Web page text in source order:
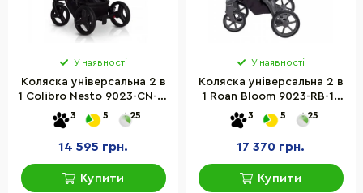
У наявності
Коляска універсальна 2 в
1 Colibro Nesto 9023-CN-15
peach, кораловий
3 5 25
14 595 грн.
Купити
У наявності
Коляска універсальна 2 в
1 Roan Bloom 9023-RB-18
Pink Pearl, рожевий
3 5 25
17 370 грн.
Купити